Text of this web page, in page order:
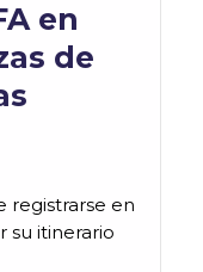
en
de
registrarse en
su itinerario